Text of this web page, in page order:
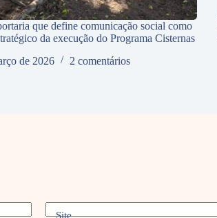
que define comunicação social como
da execução do Programa Cisternas
de 2026
2 comentários
Site